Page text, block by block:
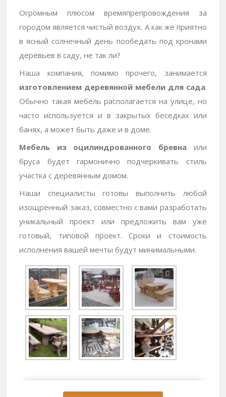
Огромным плюсом времяпрепровождения за
городом является чистый воздух. А как же приятно
в ясный солнечный день пообедать под кронами
деревьев в саду, не так ли?
Наша компания, помимо прочего, занимается
изготовлением деревянной мебели для сада.
Обычно такая мебель располагается на улице, но
часто используется и в закрытых беседках или
банях, а может быть даже и в доме.
Мебель из оцилиндрованного бревна или
бруса будет гармонично подчеркивать стиль
участка с деревянным домом.
Наши специалисты готовы выполнить любой
изощренный заказ, совместно с вами разработать
уникальный проект или предложить вам уже
готовый, типовой проект. Сроки и стоимость
исполнения вашей мечты будут минимальными.